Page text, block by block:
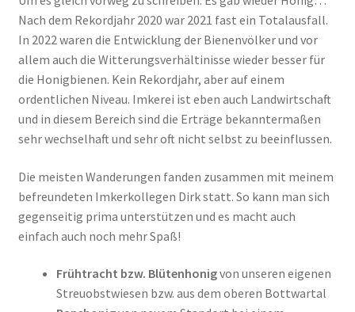
Nach dem Rekordjahr 2020 war 2021 fast ein Totalausfall.
In 2022 waren die Entwicklung der Bienenvölker und vor
allem auch die Witterungsverhältinisse wieder besser für
die Honigbienen. Kein Rekordjahr, aber auf einem
ordentlichen Niveau. Imkerei ist eben auch Landwirtschaft
und in diesem Bereich sind die Erträge bekanntermaßen
sehr wechselhaft und sehr oft nicht selbst zu beeinflussen.
Die meisten Wanderungen fanden zusammen mit meinem
befreundeten Imkerkollegen Dirk statt. So kann man sich
gegenseitig prima unterstützen und es macht auch
einfach auch noch mehr Spaß!
Frühtracht bzw. Blütenhonigvon unseren eigenen
Streuobstwiesen bzw. aus dem oberen Bottwartal